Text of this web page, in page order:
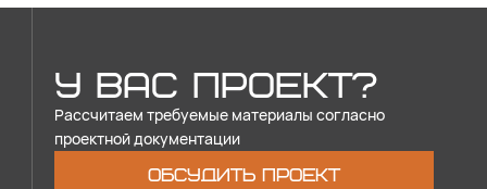
У ВАС ПРОЕКТ?
Рассчитаем требуемые материалы согласно
проектной документации
ОБСУДИТЬ ПРОЕКТ